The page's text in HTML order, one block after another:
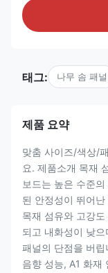
태그: 나무 솜 패널
제품 요약
맞춤 사이즈/색상/
요. 제품소개 목재
보드는 높은 수준
된 안정성이 뛰어
목재 섬유와 고강
되고 내화성이 낮
패널의 단점을 버
음향 성능, A1 화재